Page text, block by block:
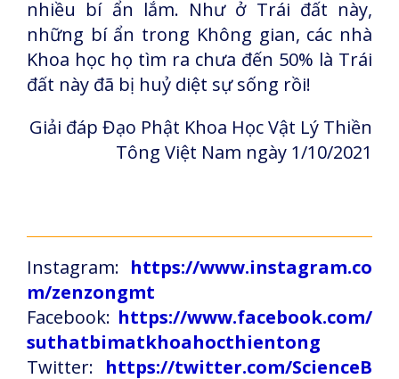
nhiều bí ẩn lắm. Như ở Trái đất này,
những bí ẩn trong Không gian, các nhà
Khoa học họ tìm ra chưa đến 50% là Trái
đất này đã bị huỷ diệt sự sống rồi!
Giải đáp Đạo Phật Khoa Học Vật Lý Thiền
Tông Việt Nam ngày 1/10/2021
Instagram: https://www.instagram.co
m/zenzongmt
Facebook: https://www.facebook.com/
suthatbimatkhoahocthientong
Twitter: https://twitter.com/ScienceB